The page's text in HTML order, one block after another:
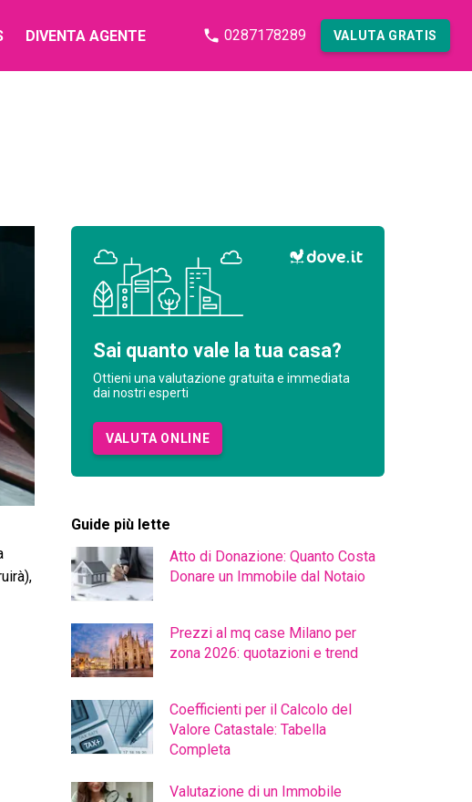
DIVENTA AGENTE 0287178289 VALUTA GRATIS
Sai quanto vale la tua casa?
Ottieni una valutazione gratuita e immediata
dai nostri esperti
VALUTA ONLINE
Guide più lette
Atto di Donazione: Quanto Costa
Donare un Immobile dal Notaio
Prezzi al mq case Milano per
zona 2026: quotazioni e trend
Coefficienti per il Calcolo del
Valore Catastale: Tabella
Completa
Valutazione di un Immobile